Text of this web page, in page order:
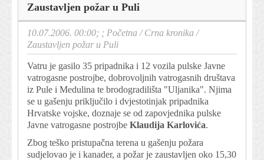
Zaustavljen požar u Puli
10.07.2006. 00:00; ; Početna /Crna kronika /
Zaustavljen požar u Puli
Vatru je gasilo 35 pripadnika i 12 vozila pulske Javne
vatrogasne postrojbe, dobrovoljnih vatrogasnih društava
iz Pule i Medulina te brodogradilišta "Uljanika". Njima
se u gašenju priključilo i dvjestotinjak pripadnika
Hrvatske vojske, doznaje se od zapovjednika pulske
Javne vatrogasne postrojbe Klaudija Karlovića.
Zbog teško pristupačna terena u gašenju požara
sudjelovao je i kanader, a požar je zaustavljen oko 15,30